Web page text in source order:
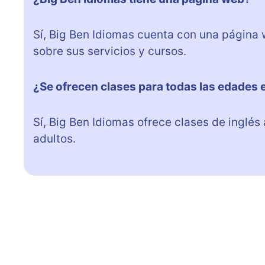
Sí, Big Ben Idiomas cuenta con una
sobre sus servicios y cursos.
¿Se ofrecen clases para todas las edades
Sí, Big Ben Idiomas ofrece clases de
adultos.